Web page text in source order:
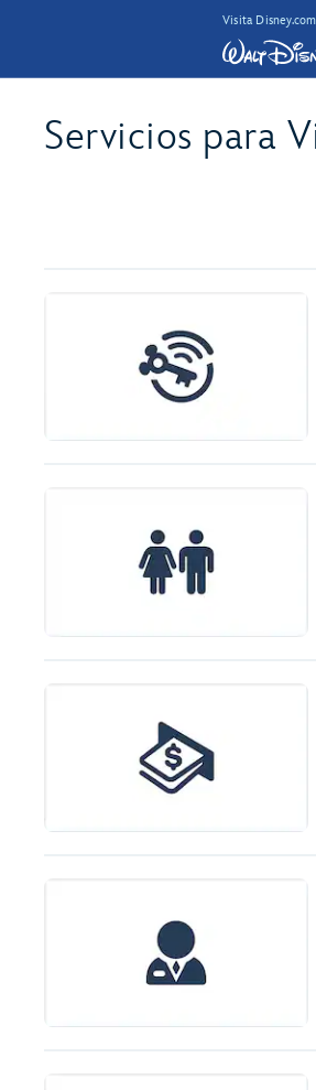
Visita Disney.com
Servicios para